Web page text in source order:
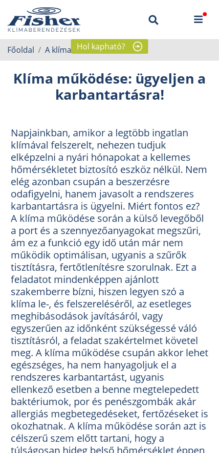
Hol kapható?
Főoldal A klíma működése
Klíma működése: ügyeljen a
karbantartásra!
Napjainkban, amikor a legtöbb ingatlan
klímával felszerelt, nehezen tudjuk
elképzelni a nyári hónapokat a kellemes
hőmérsékletet biztosító eszköz nélkül. Nem
elég azonban csupán a beszerzésre
odafigyelni, hanem javasolt a rendszeres
karbantartásra is ügyelni. Miért fontos ez?
A klíma működése során a külső levegőből
a port és a szennyezőanyagokat megszűri,
ám ez a funkció egy idő után már nem
működik optimálisan, ugyanis a szűrők
tisztításra, fertőtlenítésre szorulnak. Ezt a
feladatot mindenképpen ajánlott
szakemberre bízni, hiszen legyen szó a
klíma le-, és felszereléséről, az esetleges
meghibásodások javításáról, vagy
egyszerűen az időnként szükségessé váló
tisztításról, a feladat szakértelmet követel
meg. A klíma működése csupán akkor lehet
egészséges, ha nem hanyagoljuk el a
rendszeres karbantartást, ugyanis
ellenkező esetben a benne megtelepedett
baktériumok, por és penészgombák akár
allergiás megbetegedéseket, fertőzéseket is
okozhatnak. A klíma működése során azt is
célszerű szem előtt tartani, hogy a
túlságosan hideg belső hőmérséklet éppen